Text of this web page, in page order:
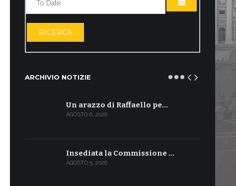
APRI IL
RICERCA
ARCHIVIO NOTIZIE
Un arazzo di Raffaello pe…
AGOSTO 6, 2026
Insediata la Commissione …
AGOSTO 5, 2026